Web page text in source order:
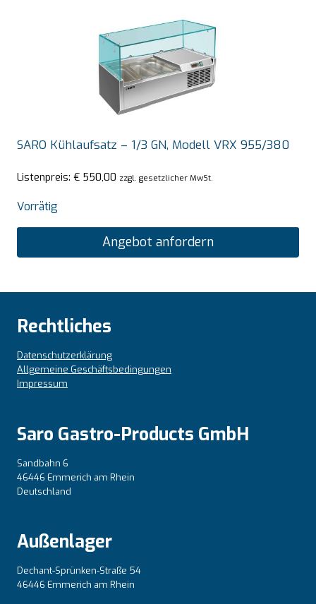
SARO Kühlaufsatz – 1/3 GN, Modell VRX 955/380
Listenpreis: € 550,00 zzgl. gesetzlicher MwSt.
Vorrätig
Angebot anfordern
Rechtliches
Datenschutzerklärung
Allgemeine Geschäftsbedingungen
Impressum
Saro Gastro-Products GmbH
Sandbahn 6
46446 Emmerich am Rhein
Deutschland
Außenlager
Dechant-Sprünken-Straße 54
46446 Emmerich am Rhein